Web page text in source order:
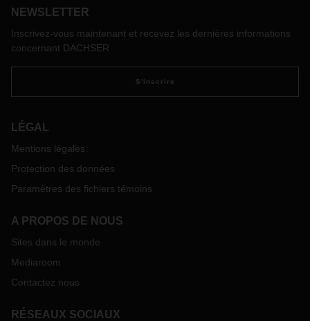
ans, le prestataire logistique DACHSER a lancé une
conductrices et de conducteurs professionnels en
NEWSLETTER
Inscrivez-vous maintenant et recevez les dernières informations
concernant DACHSER
S'inscrire
LÉGAL
Mentions légales
Protection des données
Paramètres des fichiers témoins
A PROPOS DE NOUS
Sites dans le monde
Mediaroom
Contactez nous
RÉSEAUX SOCIAUX